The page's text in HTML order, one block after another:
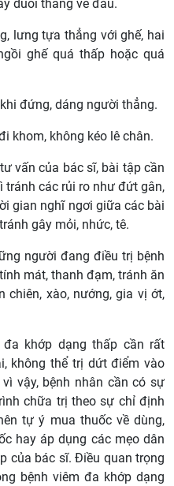
duỗi thẳng về đầu.
lưng tựa thẳng với ghế, hai
ghế quá thấp hoặc quá
đứng, dáng người thẳng.
khom, không kéo lê chân.
vấn của bác sĩ, bài tập cần
tránh các rủi ro như đứt gân,
gian nghĩ ngơi giữa các bài
gây mỏi, nhức, tê.
người đang điều trị bệnh
mát, thanh đạm, tránh ăn
chiên, xào, nướng, gia vị ớt,
khớp dạng thấp cần rất
không thể trị dứt điểm vào
vậy, bệnh nhân cần có sự
chữa trị theo sự chỉ định
tự ý mua thuốc về dùng,
hay áp dụng các mẹo dân
của bác sĩ. Điều quan trọng
bệnh viêm đa khớp dạng